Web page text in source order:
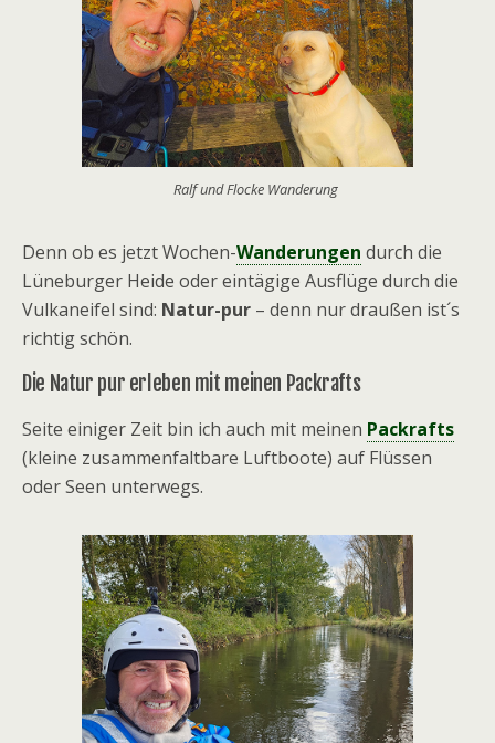
Ralf und Flocke Wanderung
Denn ob es jetzt Wochen-Wanderungen durch die
Lüneburger Heide oder eintägige Ausflüge durch die
Vulkaneifel sind: Natur-pur – denn nur draußen ist´s
richtig schön.
Die Natur pur erleben mit meinen Packrafts
Seite einiger Zeit bin ich auch mit meinen Packrafts
(kleine zusammenfaltbare Luftboote) auf Flüssen
oder Seen unterwegs.